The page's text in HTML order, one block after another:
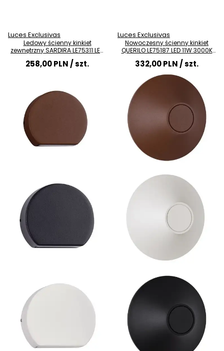
Luces Exclusivas
Ledowy ścienny kinkiet
zewnętrzny SARDIRA LE75311 LED
4W 3000K IP54 rdzawy
258,00 PLN/ szt.
Luces Exclusivas
Nowoczesny ścienny kinkiet
QUERILO LE75187 LED 11W 3000K
IP54 rdzawy
332,00 PLN/ szt.